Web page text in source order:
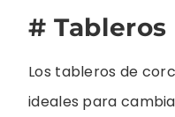
#
Los tableros de
ideales para